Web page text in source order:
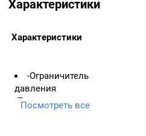
Характеристики
Характеристики
-Ограничитель
давления
-Прорезиненая ручка
-Отцентрован при помощи
Посмотреть все